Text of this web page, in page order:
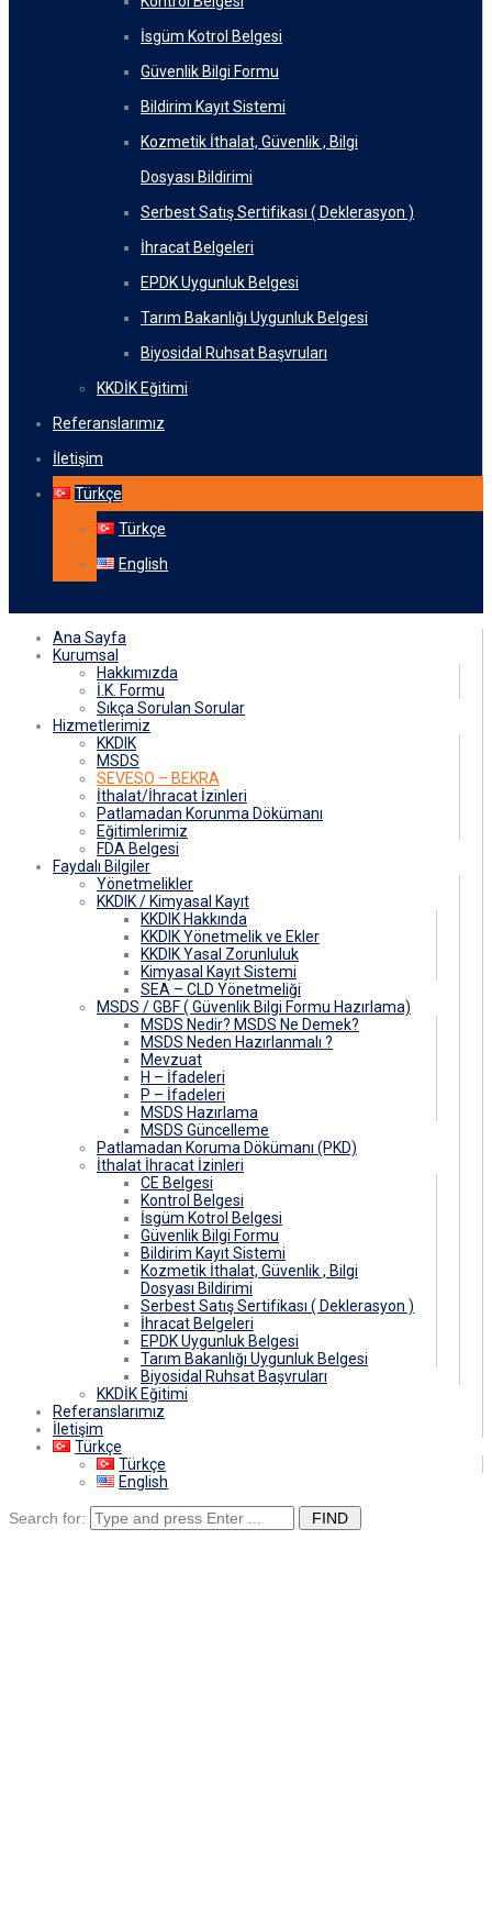
İsgüm Kotrol Belgesi
Güvenlik Bilgi Formu
Bildirim Kayıt Sistemi
Kozmetik İthalat, Güvenlik , Bilgi
Dosyası Bildirimi
Serbest Satış Sertifikası ( Deklerasyon )
İhracat Belgeleri
EPDK Uygunluk Belgesi
Tarım Bakanlığı Uygunluk Belgesi
Biyosidal Ruhsat Başvruları
KKDİK Eğitimi
Referanslarımız
İletişim
Türkçe
Türkçe
English
Ana Sayfa
Kurumsal
Hakkımızda
İ.K. Formu
Sıkça Sorulan Sorular
Hizmetlerimiz
KKDIK
MSDS
SEVESO – BEKRA
İthalat/İhracat İzinleri
Patlamadan Korunma Dökümanı
Eğitimlerimiz
FDA Belgesi
Faydalı Bilgiler
Yönetmelikler
KKDIK / Kimyasal Kayıt
KKDIK Hakkında
KKDIK Yönetmelik ve Ekler
KKDIK Yasal Zorunluluk
Kimyasal Kayıt Sistemi
SEA – CLD Yönetmeliği
MSDS / GBF ( Güvenlik Bilgi Formu Hazırlama)
MSDS Nedir? MSDS Ne Demek?
MSDS Neden Hazırlanmalı ?
Mevzuat
H – İfadeleri
P – İfadeleri
MSDS Hazırlama
MSDS Güncelleme
Patlamadan Koruma Dökümanı (PKD)
İthalat İhracat İzinleri
CE Belgesi
Kontrol Belgesi
İsgüm Kotrol Belgesi
Güvenlik Bilgi Formu
Bildirim Kayıt Sistemi
Kozmetik İthalat, Güvenlik , Bilgi
Dosyası Bildirimi
Serbest Satış Sertifikası ( Deklerasyon )
İhracat Belgeleri
EPDK Uygunluk Belgesi
Tarım Bakanlığı Uygunluk Belgesi
Biyosidal Ruhsat Başvruları
KKDİK Eğitimi
Referanslarımız
İletişim
Türkçe
Türkçe
English
Search for: